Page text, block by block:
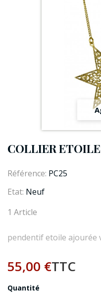
COLLIER
Référence: PC25
Etat: Neuf
1 Article
pendentif etoile ajourée
55,00 €TTC
Quantité